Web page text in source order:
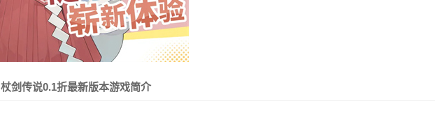
杖剑传说0.1折最新版本游戏简介